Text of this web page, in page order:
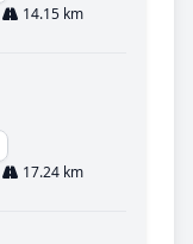
14.15 km
17.24 km